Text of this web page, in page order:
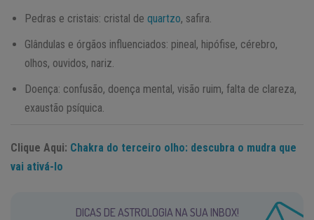
Pedras e cristais: cristal de quartzo, safira.
Glândulas e órgãos influenciados: pineal, hipófise, cérebro,
olhos, ouvidos, nariz.
Doença: confusão, doença mental, visão ruim, falta de clareza,
exaustão psíquica.
Clique Aqui: Chakra do terceiro olho: descubra o mudra que
vai ativá-lo
DICAS DE ASTROLOGIA NA SUA INBOX!